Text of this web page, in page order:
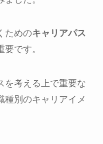
ためのキャリアパス
です。
を考える上で重要な
種別のキャリアイメ